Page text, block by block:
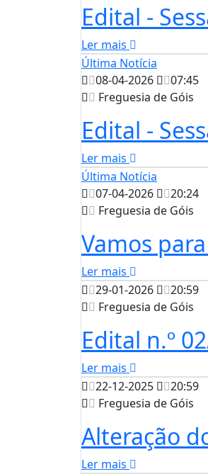
Edital -
Ler mais
Última Notícia
08-04-2026
07:45
Freguesia de Góis
Edital -
Ler mais
Última Notícia
07-04-2026
20:24
Freguesia de Góis
Vamos
Ler mais
29-01-2026
20:59
Freguesia de Góis
Edital n.º
Ler mais
22-12-2025
20:59
Freguesia de Góis
Alteração
Ler mais